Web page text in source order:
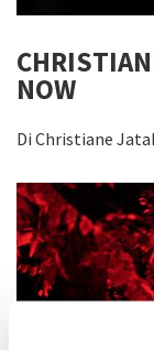
NOW
Di Christiane